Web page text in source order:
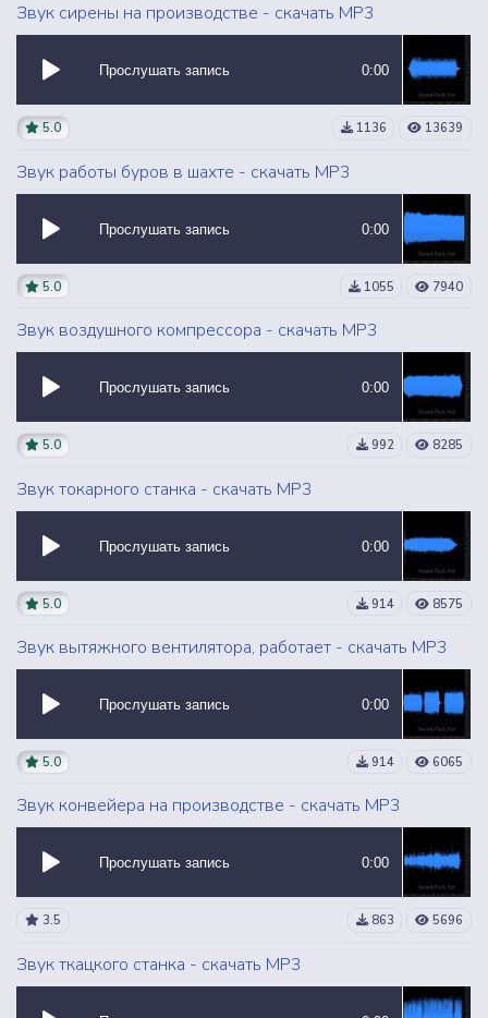
Звук сирены на производстве - скачать MP3
Прослушать запись 0:00
5.0 1136 13639
Звук работы буров в шахте - скачать MP3
Прослушать запись 0:00
5.0 1055 7940
Звук воздушного компрессора - скачать MP3
Прослушать запись 0:00
5.0 992 8285
Звук токарного станка - скачать MP3
Прослушать запись 0:00
5.0 914 8575
Звук вытяжного вентилятора, работает - скачать MP3
Прослушать запись 0:00
5.0 914 6065
Звук конвейера на производстве - скачать MP3
Прослушать запись 0:00
3.5 863 5696
Звук ткацкого станка - скачать MP3